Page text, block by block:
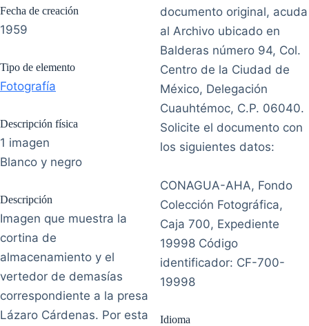
Fecha de creación
1959
Tipo de elemento
Fotografía
Descripción física
1 imagen
Blanco y negro
Descripción
Imagen que muestra la
cortina de
almacenamiento y el
vertedor de demasías
correspondiente a la presa
Lázaro Cárdenas. Por esta
documento original, acuda
al Archivo ubicado en
Balderas número 94, Col.
Centro de la Ciudad de
México, Delegación
Cuauhtémoc, C.P. 06040.
Solicite el documento con
los siguientes datos:
CONAGUA-AHA, Fondo
Colección Fotográfica,
Caja 700, Expediente
19998 Código
identificador: CF-700-
19998
Idioma